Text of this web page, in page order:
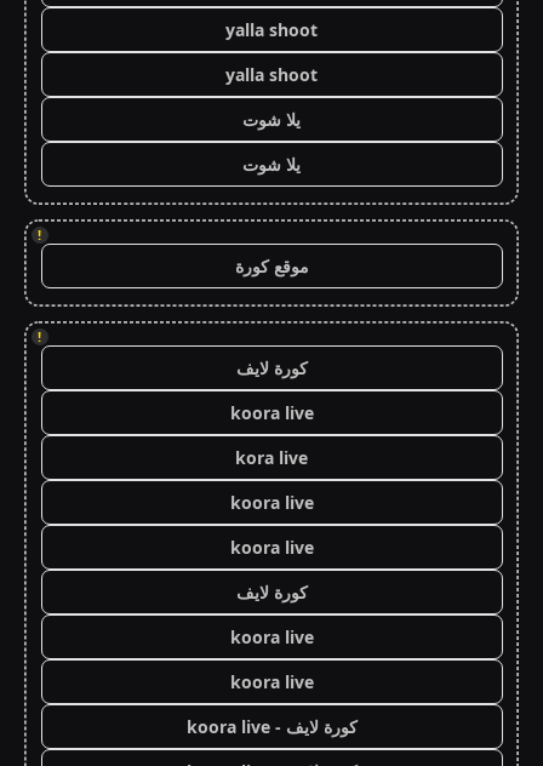
yalla shoot
yalla shoot
يلا شوت
يلا شوت
!
موقع كورة
!
كورة لايف
koora live
kora live
koora live
koora live
كورة لايف
koora live
koora live
كورة لايف - koora live